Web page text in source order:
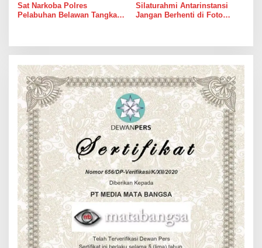
Sat Narkoba Polres
Pelabuhan Belawan Tangkap
Silaturahmi Antarinstansi
Jangan Berhenti di Foto